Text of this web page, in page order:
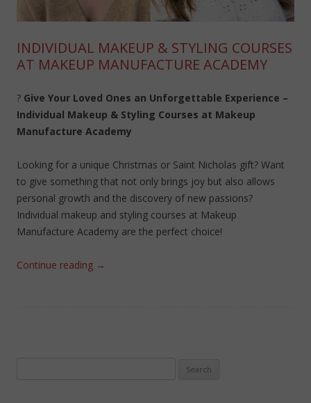
INDIVIDUAL MAKEUP & STYLING COURSES
AT MAKEUP MANUFACTURE ACADEMY
? Give Your Loved Ones an Unforgettable Experience –
Individual Makeup & Styling Courses at Makeup
Manufacture Academy
Looking for a unique Christmas or Saint Nicholas gift? Want
to give something that not only brings joy but also allows
personal growth and the discovery of new passions?
Individual makeup and styling courses at Makeup
Manufacture Academy are the perfect choice!
Continue reading →